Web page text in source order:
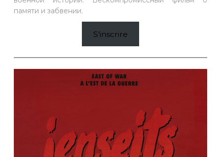
памяти и забвении.
S’inscrire